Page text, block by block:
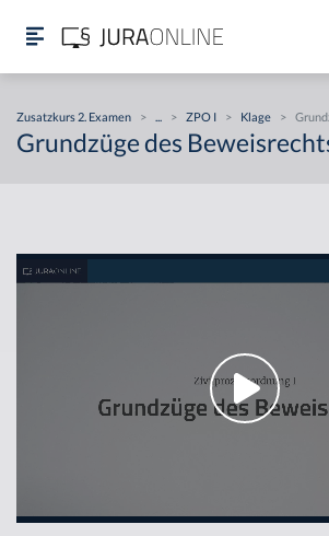
Zusatzkurs 2. Examen > > ZPO I > Klage >
Grundzüge des